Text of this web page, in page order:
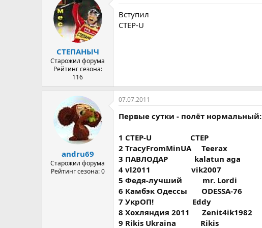
СТЕПАНЫЧ
Старожил форума
Рейтинг сезона:
116
Вступил
CTEP-U
andru69
Старожил форума
Рейтинг сезона: 0
07.07.2011
Первые сутки - полёт нормальный:
1 CTEP-U
CTEP
2 TracyFromMinUA
Teerax
3 ПАВЛОДАР
kalatun aga
4 vl2011
vik2007
5 Федя-лучший
mr. Lordi
6 Камбэк Одессы
ODESSA-76
7 УкрОП!
Eddy
8 Хохляндия 2011
Zenit4ik1982
9 Rikis Ukraina
Rikis